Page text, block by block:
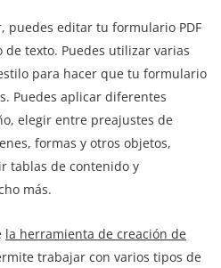
puedes editar tu formulario PDF
texto. Puedes utilizar varias
para hacer que tu formulario
Puedes aplicar diferentes
elegir entre preajustes de
formas y otros objetos,
tablas de contenido y
más.
la herramienta de creación de
trabajar con varios tipos de